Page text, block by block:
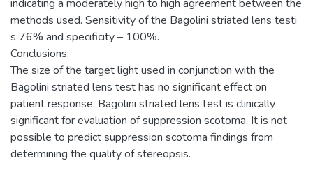
indicating a moderately high to high agreement between the
methods used. Sensitivity of the Bagolini striated lens testi
s 76% and specificity – 100%.
Conclusions:
The size of the target light used in conjunction with the
Bagolini striated lens test has no significant effect on
patient response. Bagolini striated lens test is clinically
significant for evaluation of suppression scotoma. It is not
possible to predict suppression scotoma findings from
determining the quality of stereopsis.